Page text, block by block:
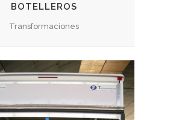
BOTELLEROS
Transformaciones